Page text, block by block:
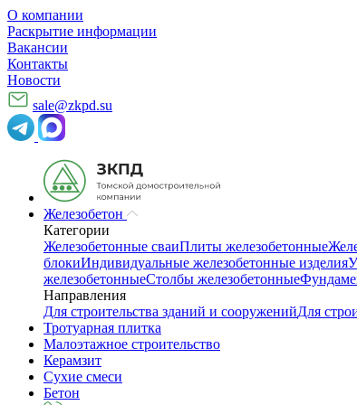
О компании
Раскрытие информации
Вакансии
Контакты
Новости
sale@zkpd.su
Железобетон
Категории
Железобетонные сваиПлиты железобетонные
блокиИндивидуальные железобетонные изделия
железобетонныеСтолбы железобетонные
Направления
Для строительства зданий и сооруженийДля
Тротуарная плитка
Малоэтажное строительство
Керамзит
Сухие смеси
Бетон